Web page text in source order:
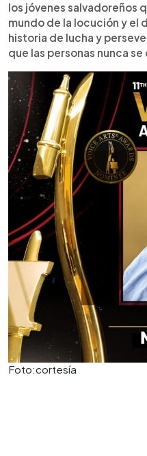
los jóvenes salvadoreños
mundo de la locución y el
historia de lucha y
que las personas nunca
Foto:cortesía